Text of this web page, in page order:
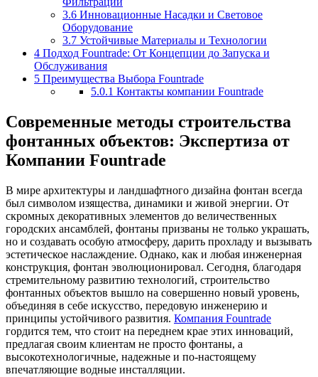
3.6 Инновационные Насадки и Световое
Оборудование
3.7 Устойчивые Материалы и Технологии
4 Подход Fountrade: От Концепции до Запуска и
Обслуживания
5 Преимущества Выбора Fountrade
5.0.1 Контакты компании Fountrade
Современные методы строительства
фонтанных объектов: Экспертиза от
Компании Fountrade
В мире архитектуры и ландшафтного дизайна фонтан всегда
был символом изящества, динамики и живой энергии. От
скромных декоративных элементов до величественных
городских ансамблей, фонтаны призваны не только украшать,
но и создавать особую атмосферу, дарить прохладу и вызывать
эстетическое наслаждение. Однако, как и любая инженерная
конструкция, фонтан эволюционировал. Сегодня, благодаря
стремительному развитию технологий, строительство
фонтанных объектов вышло на совершенно новый уровень,
объединяя в себе искусство, передовую инженерию и
принципы устойчивого развития. Компания Fountrade
гордится тем, что стоит на переднем крае этих инноваций,
предлагая своим клиентам не просто фонтаны, а
высокотехнологичные, надежные и по-настоящему
впечатляющие водные инсталляции.